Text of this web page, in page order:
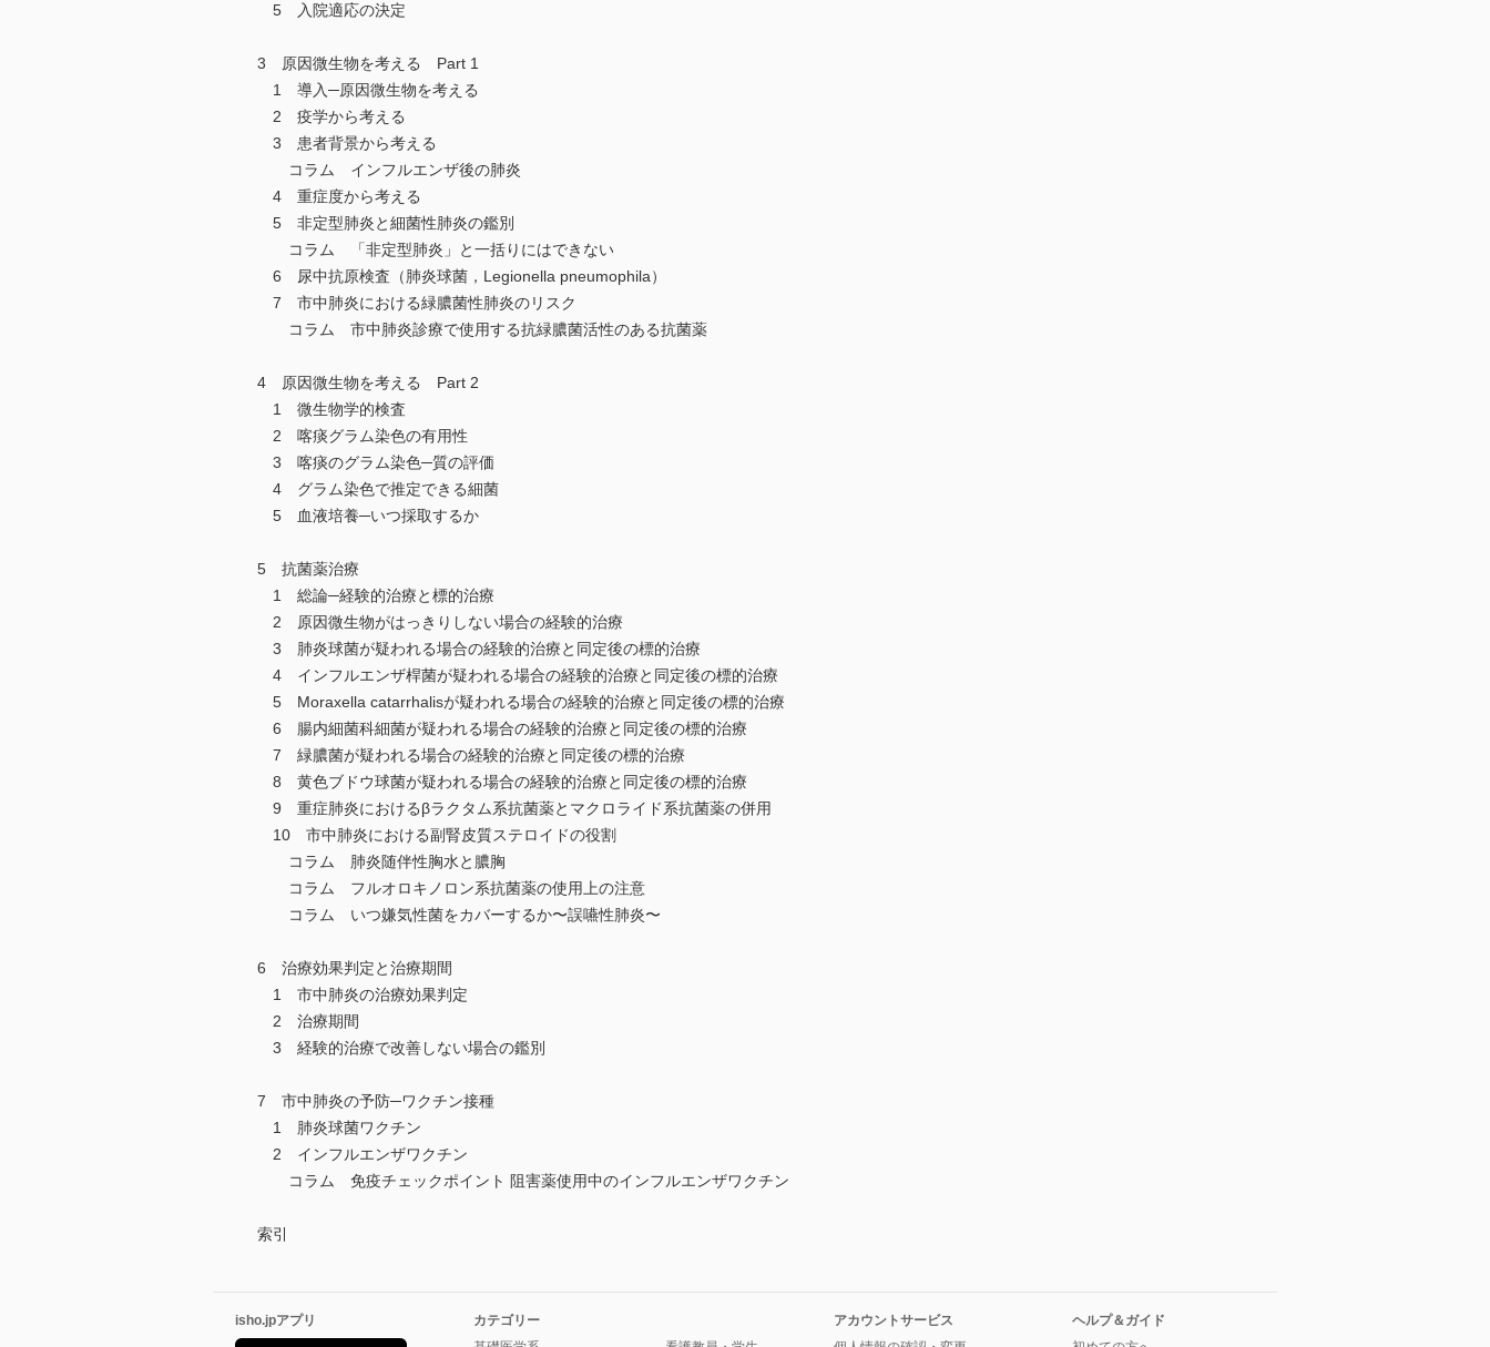
5 入院適応の決定
3 原因微生物を考える Part 1
1 導入─原因微生物を考える
2 疫学から考える
3 患者背景から考える
コラム インフルエンザ後の肺炎
4 重症度から考える
5 非定型肺炎と細菌性肺炎の鑑別
コラム 「非定型肺炎」と一括りにはできない
6 尿中抗原検査（肺炎球菌，Legionella pneumophila）
7 市中肺炎における緑膿菌性肺炎のリスク
コラム 市中肺炎診療で使用する抗緑膿菌活性のある抗菌薬
4 原因微生物を考える Part 2
1 微生物学的検査
2 喀痰グラム染色の有用性
3 喀痰のグラム染色─質の評価
4 グラム染色で推定できる細菌
5 血液培養─いつ採取するか
5 抗菌薬治療
1 総論─経験的治療と標的治療
2 原因微生物がはっきりしない場合の経験的治療
3 肺炎球菌が疑われる場合の経験的治療と同定後の標的治療
4 インフルエンザ桿菌が疑われる場合の経験的治療と同定後の標的治療
5 Moraxella catarrhalisが疑われる場合の経験的治療と同定後の標的治療
6 腸内細菌科細菌が疑われる場合の経験的治療と同定後の標的治療
7 緑膿菌が疑われる場合の経験的治療と同定後の標的治療
8 黄色ブドウ球菌が疑われる場合の経験的治療と同定後の標的治療
9 重症肺炎におけるβラクタム系抗菌薬とマクロライド系抗菌薬の併用
10 市中肺炎における副腎皮質ステロイドの役割
コラム 肺炎随伴性胸水と膿胸
コラム フルオロキノロン系抗菌薬の使用上の注意
コラム いつ嫌気性菌をカバーするか〜誤嚥性肺炎〜
6 治療効果判定と治療期間
1 市中肺炎の治療効果判定
2 治療期間
3 経験的治療で改善しない場合の鑑別
7 市中肺炎の予防─ワクチン接種
1 肺炎球菌ワクチン
2 インフルエンザワクチン
コラム 免疫チェックポイント 阻害薬使用中のインフルエンザワクチン
索引
isho.jpアプリ
カテゴリー
アカウントサービス
ヘルプ＆ガイド